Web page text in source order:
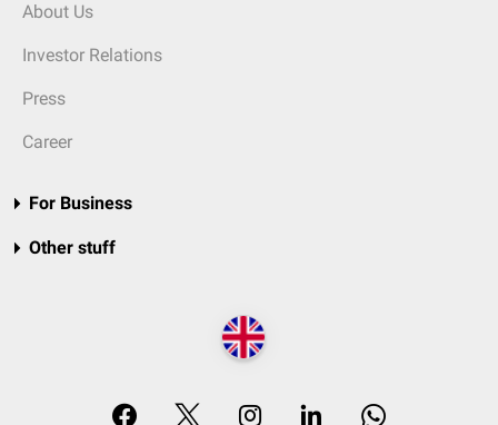
About Us
Investor Relations
Press
Career
For Business
Other stuff